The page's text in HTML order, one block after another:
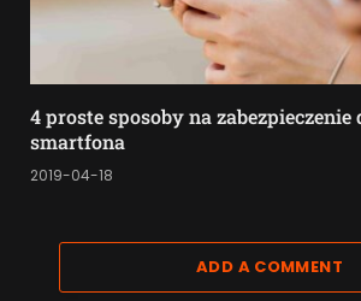
4 proste sposoby na zabezpieczenie
smartfona
2019-04-18
ADD A COMMENT